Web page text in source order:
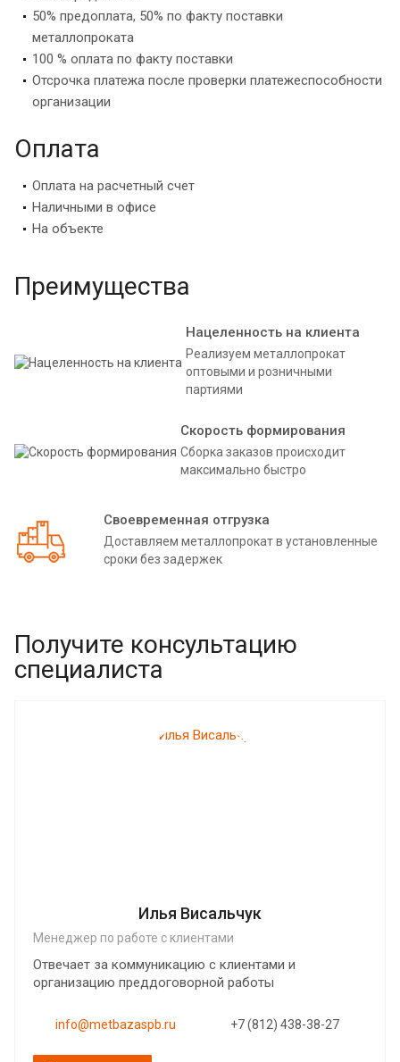
50% предоплата, 50% по факту поставки
металлопроката
100 % оплата по факту поставки
Отсрочка платежа после проверки платежеспособности
организации
Оплата
Оплата на расчетный счет
Наличными в офисе
На объекте
Преимущества
Нацеленность на клиента
Реализуем металлопрокат
оптовыми и розничными
партиями
Скорость формирования
Сборка заказов происходит
максимально быстро
Своевременная отгрузка
Доставляем металлопрокат в установленные
сроки без задержек
Получите консультацию
специалиста
Илья Висальчук
Менеджер по работе с клиентами
Отвечает за коммуникацию с клиентами и
организацию преддоговорной работы
info@metbazaspb.ru +7 (812) 438-38-27